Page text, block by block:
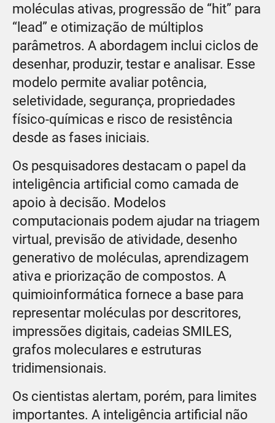
moléculas ativas, progressão de “hit” para
“lead” e otimização de múltiplos
parâmetros. A abordagem inclui ciclos de
desenhar, produzir, testar e analisar. Esse
modelo permite avaliar potência,
seletividade, segurança, propriedades
físico-químicas e risco de resistência
desde as fases iniciais.
Os pesquisadores destacam o papel da
inteligência artificial como camada de
apoio à decisão. Modelos
computacionais podem ajudar na triagem
virtual, previsão de atividade, desenho
generativo de moléculas, aprendizagem
ativa e priorização de compostos. A
quimioinformática fornece a base para
representar moléculas por descritores,
impressões digitais, cadeias SMILES,
grafos moleculares e estruturas
tridimensionais.
Os cientistas alertam, porém, para limites
importantes. A inteligência artificial não